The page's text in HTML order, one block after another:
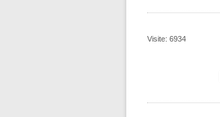
Visite: 6934